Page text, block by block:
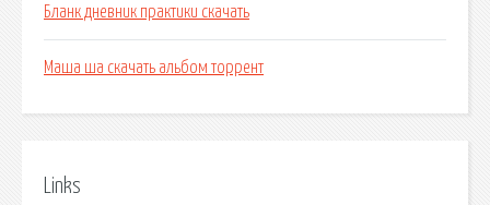
Бланк дневник практики скачать
Маша ша скачать альбом торрент
Links